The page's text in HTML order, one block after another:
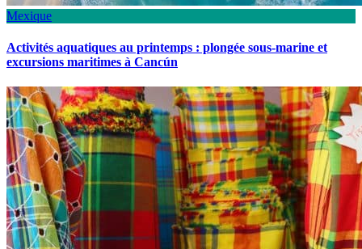
Mexique
Activités aquatiques au printemps : plongée sous-marine et
excursions maritimes à Cancún